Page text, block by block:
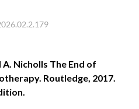
A. Nicholls The End of
Routledge, 2017.